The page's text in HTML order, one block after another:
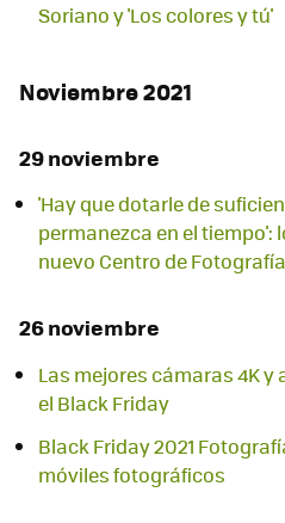
Soriano y 'Los colores y tú'
Noviembre 2021
29 noviembre
'Hay que dotarle de
permanezca en el
nuevo Centro de Fotografía
26 noviembre
Las mejores cámaras 4K
el Black Friday
Black Friday 2021
móviles fotográficos